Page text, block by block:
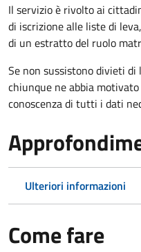
Il servizio è rivolto ai
di iscrizione alle liste di
di un estratto del ruolo
Se non sussistono divieti
chiunque ne abbia
conoscenza di tutti i dati
Ulteriori informazioni
Come fare